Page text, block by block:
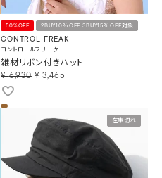
50%OFF 2BUY10％OFF 3BUY15％OFF対象
CONTROL FREAK
コントロールフリーク
雑材リボン付きハット
¥ 6,930 ¥ 3,465
在庫切れ